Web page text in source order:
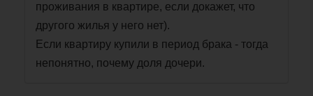
проживания в квартире, если докажет, что
другого жилья у него нет).
Если квартиру купили в период брака - тогда
непонятно, почему доля дочери.